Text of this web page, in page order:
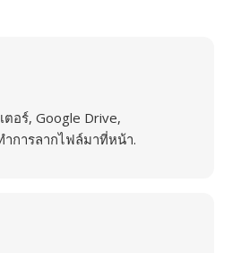
อร์, Google Drive,
ำการลากไฟล์มาที่หน้า.